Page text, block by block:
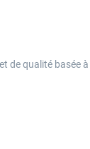
de qualité basée